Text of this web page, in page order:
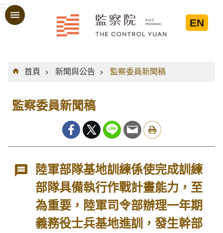
跳到主要內容區塊
:::
EN
:::
首頁
新聞與公告 監察委員新聞稿
監察委員新聞稿
陸軍部隊基地訓練係使完成訓練
部隊具備執行作戰計畫能力，至
為重要，陸軍司令部辦理一年期
義務役士兵基地進訓，發生幹部